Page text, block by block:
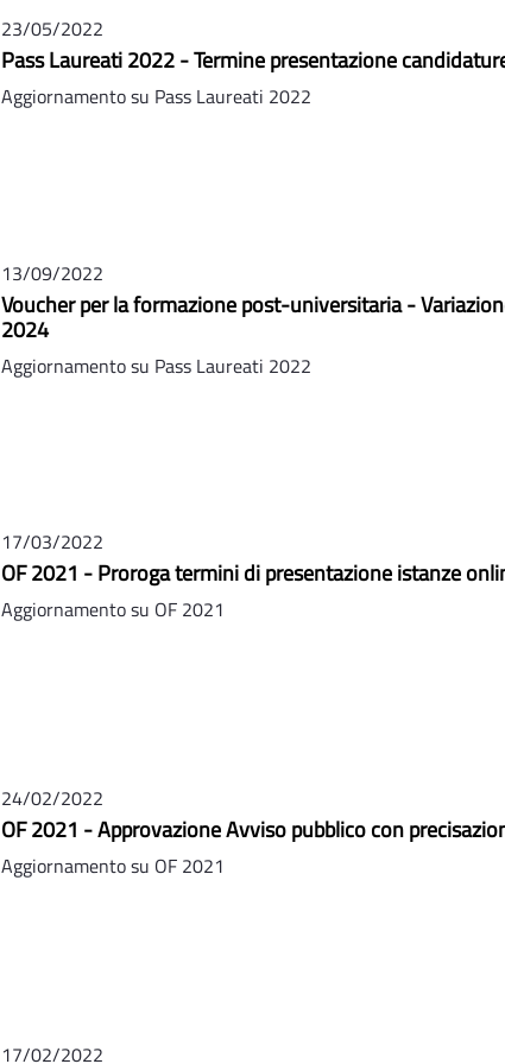
23/05/2022
Pass Laureati 2022 - Termine presentazione
Aggiornamento su Pass Laureati 2022
13/09/2022
Voucher per la formazione post-universitaria -
2024
Aggiornamento su Pass Laureati 2022
17/03/2022
OF 2021 - Proroga termini di presentazione istanze
Aggiornamento su OF 2021
24/02/2022
OF 2021 - Approvazione Avviso pubblico con
Aggiornamento su OF 2021
17/02/2022